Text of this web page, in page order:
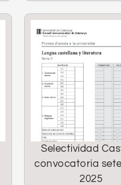
Selectividad
convocatoria
2025